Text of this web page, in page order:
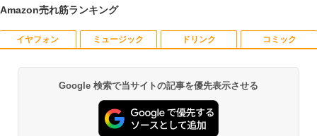
1
アンダーニンジャ（18） 【電子書籍】[
￥792
Amazon売れ筋ランキング
イヤフォン
Anker Soundcore P40i ブラック
￥7,990
ミュージック
BRUCE WAYNE feat. Flo Milli, ATL Jacob
[Explicit]
￥250
ドリンク
【Amazon.co.jp限定】 い・ろ・は・す 2L P
ET ラベルレス ×8本
￥1,112
コミック
薬屋のひとりごと 17巻 (デジタル版ビッグガ
ンガンコミックス)
￥770
Google 検索で当サイトの記事を優先表示させる